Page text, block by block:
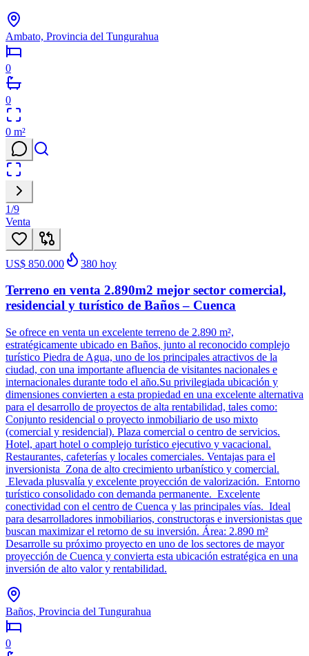
Ambato, Provincia del Tungurahua
0
0
0 m²
1/9
Venta
US$ 850.000 380 hoy
Terreno en venta 2.890m2 mejor sector comercial,
residencial y turístico de Baños – Cuenca
Se ofrece en venta un excelente terreno de 2.890 m²,
estratégicamente ubicado en Baños, junto al reconocido complejo
turístico Piedra de Agua, uno de los principales atractivos de la
ciudad, con una importante afluencia de visitantes nacionales e
internacionales durante todo el año.Su privilegiada ubicación y
dimensiones convierten a esta propiedad en una excelente alternativa
para el desarrollo de proyectos de alta rentabilidad, tales como:
Conjunto residencial o proyecto inmobiliario de uso mixto
(comercial y residencial). Plaza comercial o centro de servicios.
Hotel, apart hotel o complejo turístico ejecutivo y vacacional.
Restaurantes, cafeterías y locales comerciales. Ventajas para el
inversionista Zona de alto crecimiento urbanístico y comercial.
Elevada plusvalía y excelente proyección de valorización. Entorno
turístico consolidado con demanda permanente. Excelente
conectividad con el centro de Cuenca y las principales vías. Ideal
para desarrolladores inmobiliarios, constructoras e inversionistas que
buscan maximizar el retorno de su inversión. Área: 2.890 m²
Desarrolle su próximo proyecto en uno de los sectores de mayor
proyección de Cuenca y convierta esta ubicación estratégica en una
inversión de alto valor y rentabilidad.
Baños, Provincia del Tungurahua
0